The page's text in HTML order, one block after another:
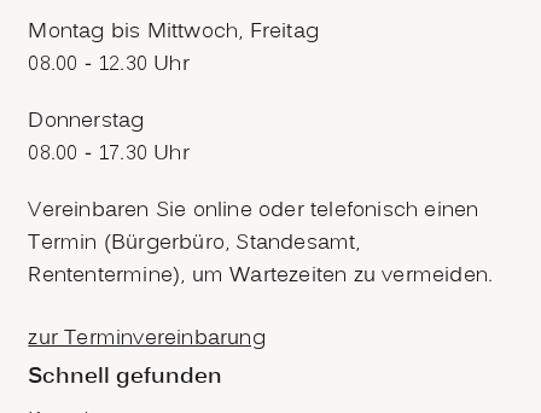
Montag bis Mittwoch, Freitag
08.00 - 12.30 Uhr
Donnerstag
08.00 - 17.30 Uhr
Vereinbaren Sie online oder telefonisch einen
Termin (Bürgerbüro, Standesamt,
Rententermine), um Wartezeiten zu vermeiden.
zur Terminvereinbarung
Schnell gefunden